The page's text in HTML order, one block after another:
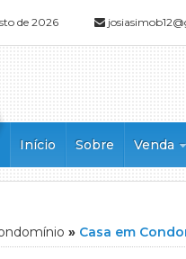
de 2026
Início Sobre Venda
Casa (52)
Casa Alto
» Casa em